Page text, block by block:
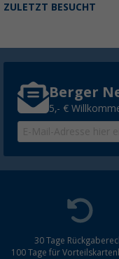
ZULETZT BESUCHT
Berger
5,- €
30 Tage
100 Tage für